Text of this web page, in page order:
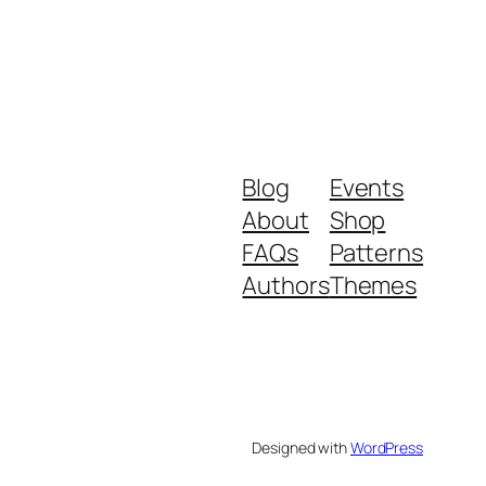
Blog
About
FAQs
Authors
Events
Shop
Patterns
Themes
Designed withWordPress